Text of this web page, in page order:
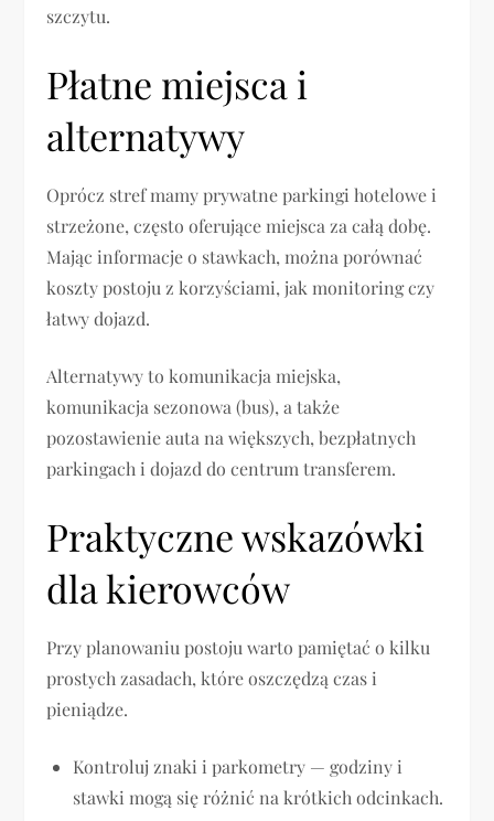
szczytu.
Płatne miejsca i
alternatywy
Oprócz stref mamy prywatne parkingi hotelowe i
strzeżone, często oferujące miejsca za całą dobę.
Mając informacje o stawkach, można porównać
koszty postoju z korzyściami, jak monitoring czy
łatwy dojazd.
Alternatywy to komunikacja miejska,
komunikacja sezonowa (bus), a także
pozostawienie auta na większych, bezpłatnych
parkingach i dojazd do centrum transferem.
Praktyczne wskazówki
dla kierowców
Przy planowaniu postoju warto pamiętać o kilku
prostych zasadach, które oszczędzą czas i
pieniądze.
Kontroluj znaki i parkometry — godziny i
stawki mogą się różnić na krótkich odcinkach.